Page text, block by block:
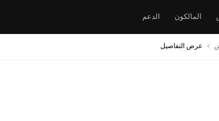
المالكون الدعم
عرض التفاصيل